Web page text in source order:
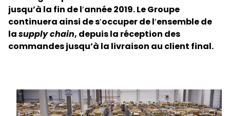
Sélectionner un pays et une langue
jusqu’à la fin de l’année 2019. Le Groupe
continuera ainsi de s’occuper de l’ensemble de
lasupply chain, depuis la réception des
commandes jusqu’à la livraison au client final.
Keepeek